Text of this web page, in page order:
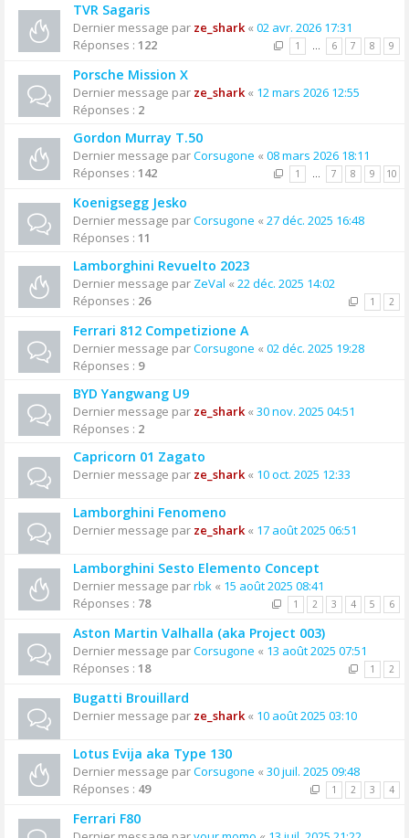
TVR Sagaris
Dernier message par ze_shark« 02 avr. 2026 17:31
Réponses : 122 1 … 6 7 8 9
Porsche Mission X
Dernier message par ze_shark« 12 mars 2026 12:55
Réponses : 2
Gordon Murray T.50
Dernier message parCorsugone « 08 mars 2026 18:11
Réponses : 142 1 … 7 8 9 10
Koenigsegg Jesko
Dernier message parCorsugone « 27 déc. 2025 16:48
Réponses : 11
Lamborghini Revuelto 2023
Dernier message par ZeVal « 22 déc. 2025 14:02
Réponses : 26 1 2
Ferrari 812 Competizione A
Dernier message parCorsugone « 02 déc. 2025 19:28
Réponses : 9
BYD Yangwang U9
Dernier message par ze_shark« 30 nov. 2025 04:51
Réponses : 2
Capricorn 01 Zagato
Dernier message par ze_shark« 10 oct. 2025 12:33
Lamborghini Fenomeno
Dernier message par ze_shark« 17 août 2025 06:51
Lamborghini Sesto Elemento Concept
Dernier message parrbk « 15 août 2025 08:41
Réponses : 78 1 2 3 4 5 6
Aston Martin Valhalla (aka Project 003)
Dernier message parCorsugone « 13 août 2025 07:51
Réponses : 18 1 2
Bugatti Brouillard
Dernier message par ze_shark« 10 août 2025 03:10
Lotus Evija aka Type 130
Dernier message parCorsugone « 30 juil. 2025 09:48
Réponses : 49 1 2 3 4
Ferrari F80